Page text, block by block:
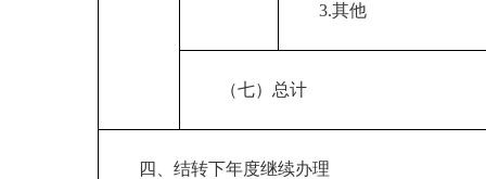
3.其他
（七）总计
四、结转下年度继续办理